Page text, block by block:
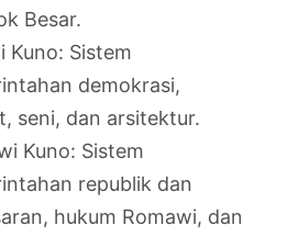
Besar.
Kuno: Sistem
demokrasi,
seni, dan arsitektur.
Kuno: Sistem
republik dan
hukum Romawi, dan